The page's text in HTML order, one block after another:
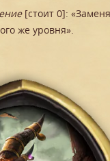
[стоит 0]:
же уровня».